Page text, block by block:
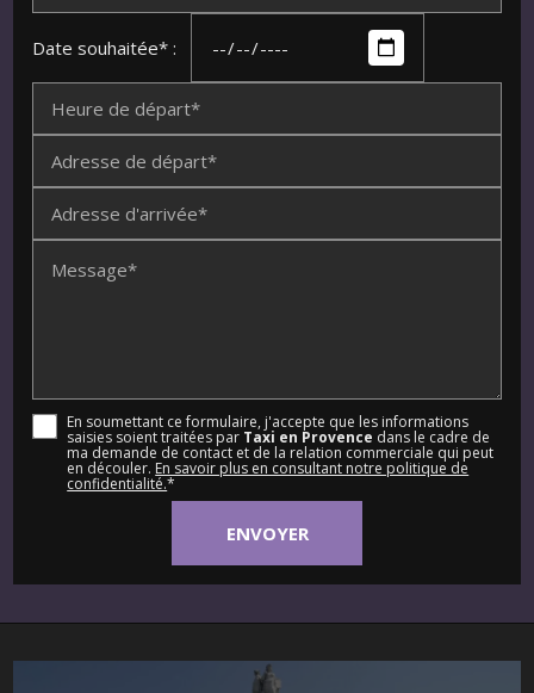
Date souhaitée* :
Heure de départ*
Adresse de départ*
Adresse d'arrivée*
Message*
En soumettant ce formulaire, j'accepte que les informations
saisies soient traitées par Taxi en Provence dans le cadre de
ma demande de contact et de la relation commerciale qui peut
en découler. En savoir plus en consultant notre politique de
confidentialité.*